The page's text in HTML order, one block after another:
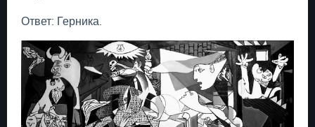
Ответ: Герника.